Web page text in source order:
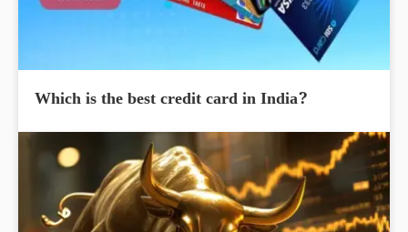
Which is the best credit card in India?